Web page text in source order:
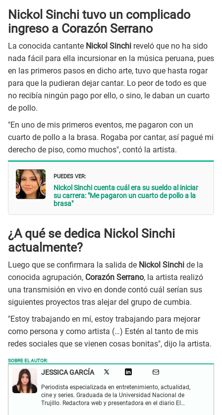
Nickol Sinchi tuvo un complicado
ingreso a Corazón Serrano
La conocida cantante Nickol Sinchi reveló que no ha sido
nada fácil para ella incursionar en la música peruana, pues
en las primeros pasos en dicho arte, tuvo que hasta rogar
para que la pudieran dejar cantar. Lo peor de todo es que
no recibía ningún pago por ello, o sino, le daban un cuarto
de pollo.
"En uno de mis primeros eventos, me pagaron con un
cuarto de pollo a la brasa. Rogaba por cantar, así pagué mi
derecho de piso, como muchos", contó la artista.
PUEDES VER:
Nickol Sinchi cuenta cuál era su sueldo al iniciar
su carrera: "Me pagaron un cuarto de pollo a la
brasa"
¿A qué se dedica Nickol Sinchi
actualmente?
Luego que se confirmara la salida de Nickol Sinchi de la
conocida agrupación, Corazón Serrano, la artista realizó
una transmisión en vivo en donde contó cuál serían sus
siguientes proyectos tras alejar del grupo de cumbia.
"Estoy trabajando en mí, estoy trabajando para mejorar
como persona y como artista (…) Estén al tanto de mis
redes sociales que se vienen cosas bonitas", dijo la artista.
SOBRE EL AUTOR:
JESSICA GARCÍA
Periodista especializada en entretenimiento, actualidad,
cine y series. Graduada de la Universidad Nacional de
Trujillo. Redactora web y presentadora en el diario El